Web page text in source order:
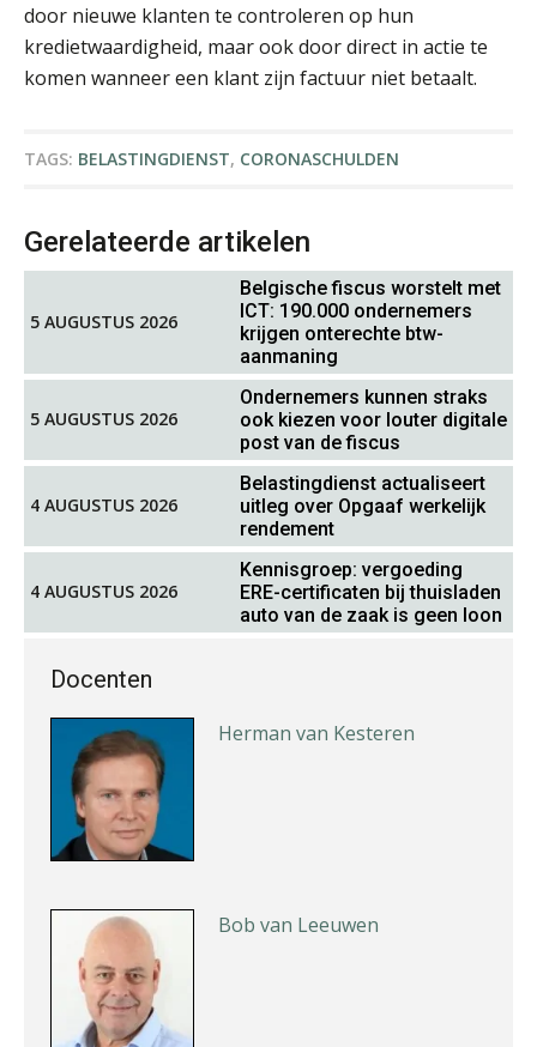
door nieuwe klanten te controleren op hun
kredietwaardigheid, maar ook door direct in actie te
komen wanneer een klant zijn factuur niet betaalt.
TAGS: BELASTINGDIENST, CORONASCHULDEN
Gerelateerde artikelen
5 AUGUSTUS 2026
Belgische fiscus worstelt met
ICT: 190.000 ondernemers
krijgen onterechte btw-
aanmaning
5 AUGUSTUS 2026
Ondernemers kunnen straks
ook kiezen voor louter digitale
post van de fiscus
4 AUGUSTUS 2026
Belastingdienst actualiseert
uitleg over Opgaaf werkelijk
rendement
4 AUGUSTUS 2026
Kennisgroep: vergoeding
ERE-certificaten bij thuisladen
auto van de zaak is geen loon
Docenten
Jurriën van der Heijden
Jasper van den Bergen
Hans Geuns
Herman van Kesteren
Bob van Leeuwen